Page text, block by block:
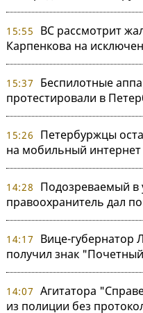
15:55
ВС рассмотрит
Карпенкова на
15:37
Беспилотные
протестировали в
15:26
Петербуржцы
на мобильный интернет
14:28
Подозреваемый в
правоохранитель дал
14:17
Вице-губернатор
получил знак
14:07 Агитатора
из полиции без